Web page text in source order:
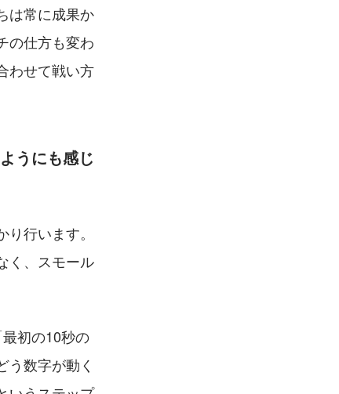
は常に成果か
の仕方も変わ
わせて戦い方
うにも感じ
行います。
く、スモール
初の10秒の
う数字が動く